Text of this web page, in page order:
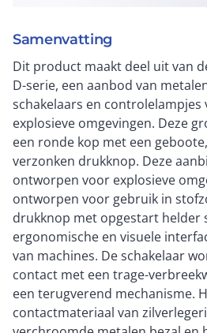
Samenvatting
Dit product maakt deel uit van
D-serie, een aanbod van
schakelaars en
explosieve omgevingen. Deze
een ronde kop met een
verzonken drukknop. Deze
ontworpen voor explosieve
ontworpen voor gebruik in
drukknop met opgestart helder
ergonomische en visuele
van machines. De schakelaar
contact met een trage-
een terugverend mechanisme.
contactmateriaal van